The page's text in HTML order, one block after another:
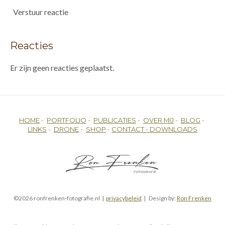
Verstuur reactie
Reacties
Er zijn geen reacties geplaatst.
HOME - PORTFOLIO - PUBLICATIES - OVER MIJ - BLOG -
LINKS - DRONE - SHOP - CONTACT - DOWNLOADS
©2026 ronfrenken-fotografie.nl | privacybeleid | Design by: Ron Frenken